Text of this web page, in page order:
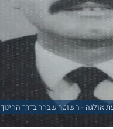
אולגה - השוטר שבחר בדרך החינוך